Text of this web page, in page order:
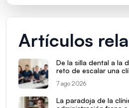
Artículos
De la silla dental a la
reto de escalar una
7 ago 2026
La paradoja de la